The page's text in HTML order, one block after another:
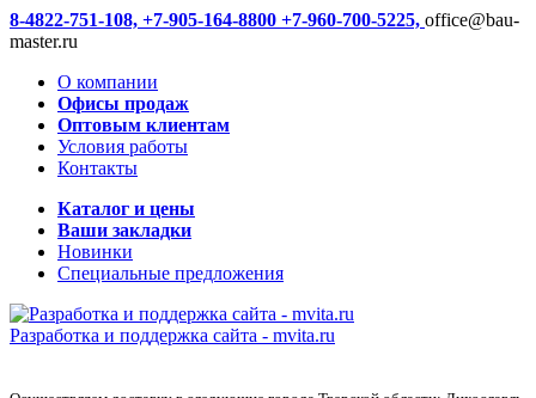
8-4822-751-108, +7-905-164-8800 +7-960-700-5225, office@bau-
master.ru
О компании
Офисы продаж
Оптовым клиентам
Условия работы
Контакты
Каталог и цены
Ваши закладки
Новинки
Специальные предложения
Разработка и поддержка сайта - mvita.ru